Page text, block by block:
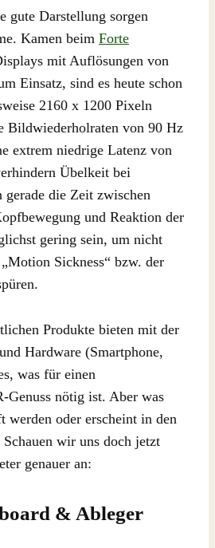
gute Darstellung sorgen
Kamen beim Forte
mit Auflösungen von
Einsatz, sind es heute schon
2160 x 1200 Pixeln
Bildwiederholraten von 90 Hz
extrem niedrige Latenz von
Übelkeit bei
gerade die Zeit zwischen
und Reaktion der
gering sein, um nicht
Sickness“ bzw. der
Produkte bieten mit der
Hardware (Smartphone,
was für einen
Genuss nötig ist. Aber was
werden oder erscheint in den
Schauen wir uns doch jetzt
genauer an:
& Ableger